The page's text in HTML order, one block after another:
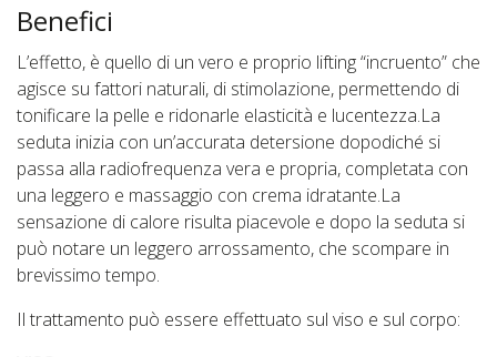
Benefici
L’effetto, è quello di un vero e proprio lifting “incruento” che
agisce su fattori naturali, di stimolazione, permettendo di
tonificare la pelle e ridonarle elasticità e lucentezza.La
seduta inizia con un’accurata detersione dopodiché si
passa alla radiofrequenza vera e propria, completata con
una leggero e massaggio con crema idratante.La
sensazione di calore risulta piacevole e dopo la seduta si
può notare un leggero arrossamento, che scompare in
brevissimo tempo.
Il trattamento può essere effettuato sul viso e sul corpo: